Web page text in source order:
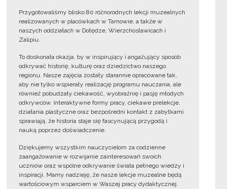
Przygotowaliśmy blisko 80 różnorodnych lekcji muzealnych
realizowanych w placówkach w Tarnowie, a także w
naszych oddziałach w Dołędze, Wierzchosławicach i
Zalipiu.
To doskonała okazja, by w inspirujący i angażujący sposób
odkrywać historię, kulturę oraz dziedzictwo naszego
regionu. Nasze zajęcia zostały starannie opracowane tak,
aby nie tylko wspierały realizację programu nauczania, ale
również pobudzały ciekawość, wyobraźnię i pasję młodych
odkrywców. Interaktywne formy pracy, ciekawe prelekcje,
działania plastyczne oraz bezpośredni kontakt z zabytkami
sprawiają, że historia staje się fascynującą przygodą i
nauką poprzez doświadczenie.
Dziękujemy wszystkim nauczycielom za codzienne
zaangażowanie w rozwijanie zainteresowań swoich
uczniów oraz wspólne odkrywanie świata pełnego wiedzy i
inspiracji. Mamy nadzieję, że nasze lekcje muzealne będą
wartościowym wsparciem w Waszej pracy dydaktycznej.